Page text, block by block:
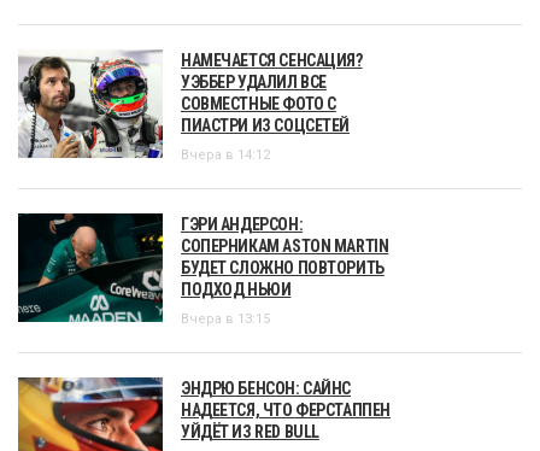
НАМЕЧАЕТСЯ СЕНСАЦИЯ?
УЭББЕР УДАЛИЛ ВСЕ
СОВМЕСТНЫЕ ФОТО С
ПИАСТРИ ИЗ СОЦСЕТЕЙ
Вчера в 14:12
ГЭРИ АНДЕРСОН:
СОПЕРНИКАМ ASTON MARTIN
БУДЕТ СЛОЖНО ПОВТОРИТЬ
ПОДХОД НЬЮИ
Вчера в 13:15
ЭНДРЮ БЕНСОН: САЙНС
НАДЕЕТСЯ, ЧТО ФЕРСТАППЕН
УЙДЁТ ИЗ RED BULL